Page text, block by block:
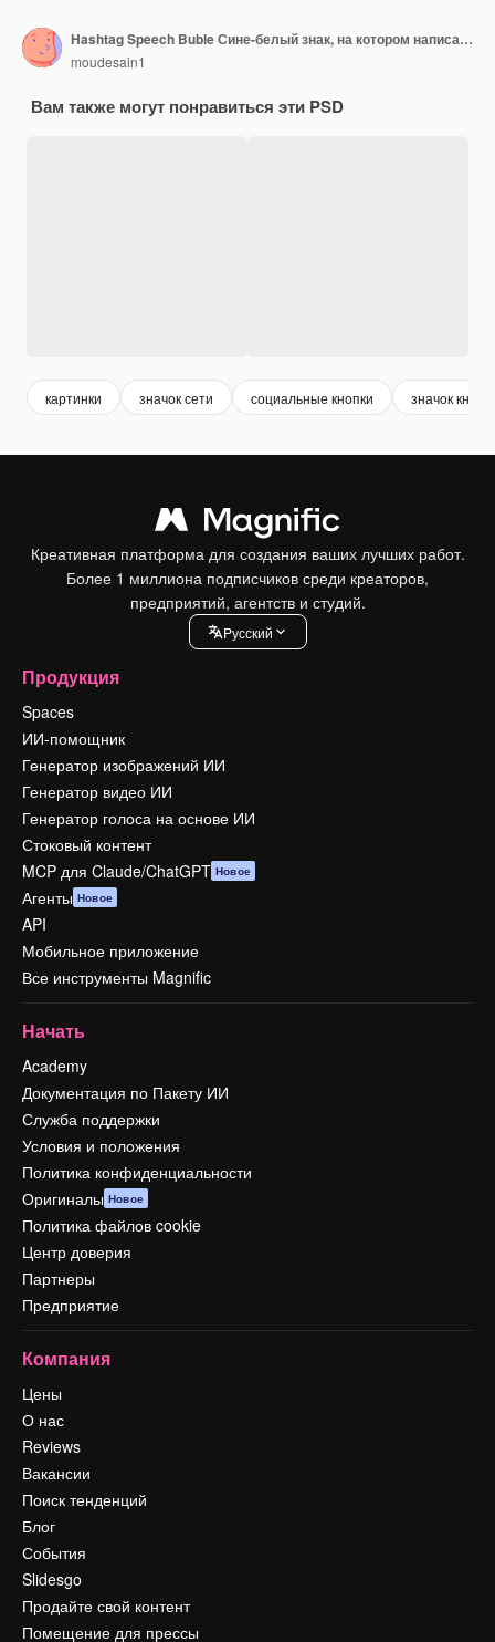
Hashtag Speech Buble Сине-белый знак, на котором написано хэштег с числовым хэштегом.
moudesain1
Вам также могут понравиться эти PSD
картинки значок сети социальные кнопки значок
Креативная платформа для создания ваших лучших работ.
Более 1 миллиона подписчиков среди креаторов,
предприятий, агентств и студий.
Pусский
Продукция
Spaces
ИИ-помощник
Генератор изображений ИИ
Генератор видео ИИ
Генератор голоса на основе ИИ
Стоковый контент
MCP для Claude/ChatGPT Новое
Агенты Новое
API
Мобильное приложение
Все инструменты Magnific
Начать
Academy
Документация по Пакету ИИ
Служба поддержки
Условия и положения
Политика конфиденциальности
Оригиналы Новое
Политика файлов cookie
Центр доверия
Партнеры
Предприятие
Компания
Цены
О нас
Reviews
Вакансии
Поиск тенденций
Блог
События
Slidesgo
Продайте свой контент
Помещение для прессы